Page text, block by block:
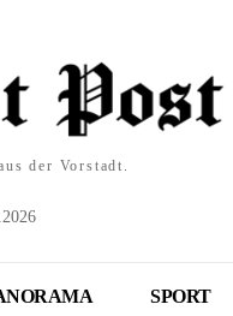
der Vorstadt.
SPORT